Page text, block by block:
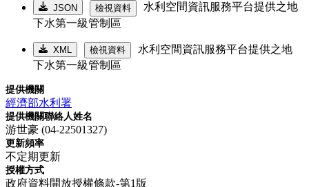
JSON 檢視資料
水利空間資訊服務平台提供之地
下水第一級管制區
XML 檢視資料
水利空間資訊服務平台提供之地
下水第一級管制區
提供機關
經濟部水利署
提供機關聯絡人姓名
游世豪 (04-22501327)
更新頻率
不定期更新
授權方式
政府資料開放授權條款-第1版